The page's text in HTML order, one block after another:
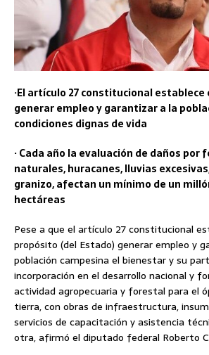
·El artículo 27 constitucional
generar empleo y garantizar a la
condiciones dignas de vida
· Cada año la evaluación de daños por
naturales, huracanes, lluvias
granizo, afectan un mínimo de un
hectáreas
Pese a que el artículo 27 constitucional
propósito (del Estado) generar empleo y
población campesina el bienestar y su
incorporación en el desarrollo nacional y
actividad agropecuaria y forestal para el
tierra, con obras de infraestructura,
servicios de capacitación y asistencia
otra, afirmó el diputado federal Roberto